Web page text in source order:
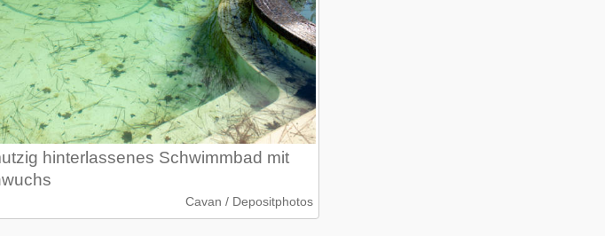
hinterlassenes Schwimmbad mit
Cavan / Depositphotos